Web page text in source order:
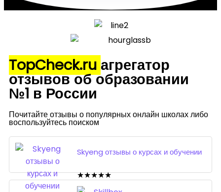
TopCheck.ru агрегатор
отзывов об образовании
№1 в России
Почитайте отзывы о популярных онлайн школах либо
воспользуйтесь поиском
Skyeng отзывы о курсах и обучении
★★★★★